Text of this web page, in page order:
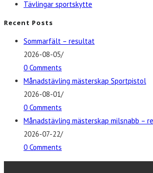
Tävlingar sportskytte
Recent Posts
Sommarfält – resultat
2026-08-05/
0 Comments
Månadstävling mästerskap Sportpistol
2026-08-01/
0 Comments
Månadstävling mästerskap milsnabb –
2026-07-22/
0 Comments